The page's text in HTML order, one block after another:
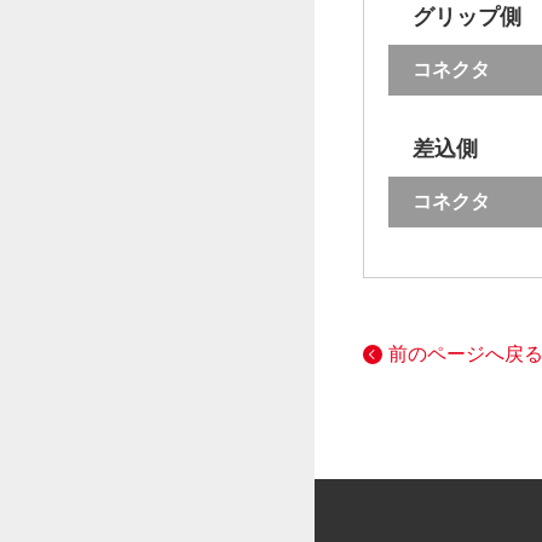
グリップ側
コネクタ
差込側
コネクタ
前のページへ戻る